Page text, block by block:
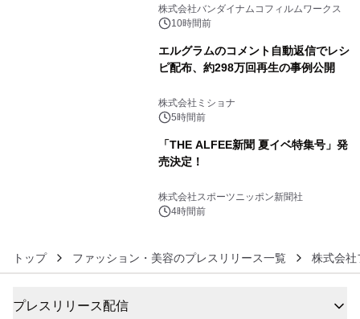
像『UNICORN GUNDAM Statue ―
BEYOND POSSIBILITY ―』を上映！
株式会社バンダイナムコフィルムワークス
10時間前
エルグラムのコメント自動返信でレシ
ピ配布、約298万回再生の事例公開
株式会社ミショナ
5時間前
「THE ALFEE新聞 夏イベ特集号」発
売決定！
株式会社スポーツニッポン新聞社
4時間前
トップ ファッション・美容のプレスリリース一覧 株式会社
プレスリリース配信